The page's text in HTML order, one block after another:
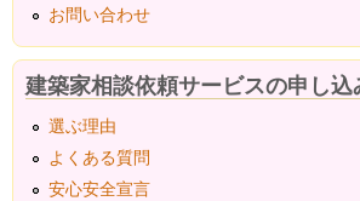
お問い合わせ
建築家相談依頼サービスの申し込
選ぶ理由
よくある質問
安心安全宣言